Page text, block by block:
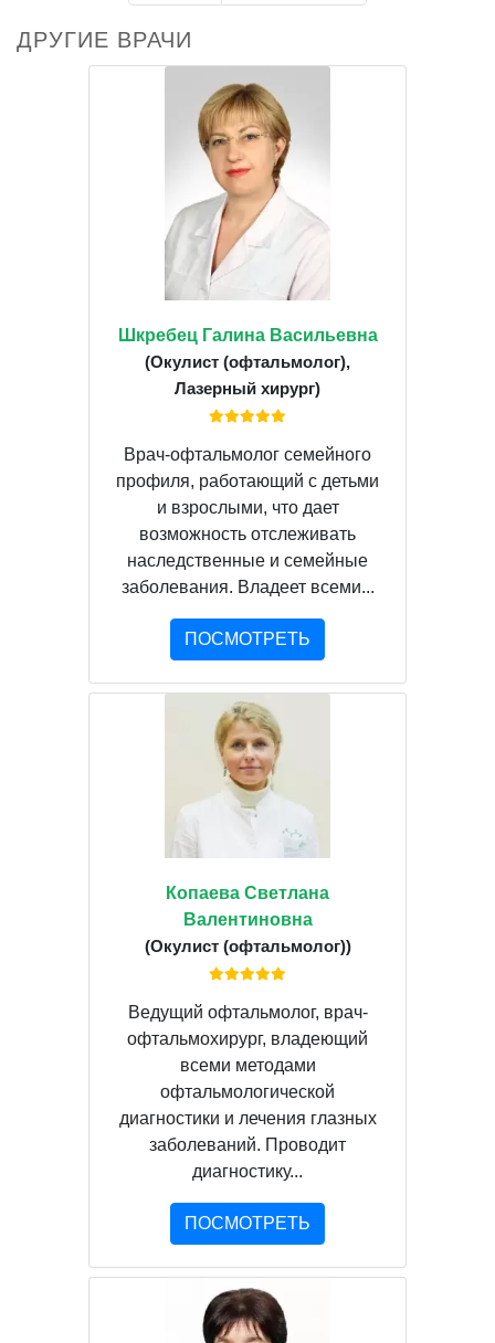
ДРУГИЕ ВРАЧИ
Шкребец Галина Васильевна
(Окулист (офтальмолог),
Лазерный хирург)
Врач-офтальмолог семейного
профиля, работающий с детьми
и взрослыми, что дает
возможность отслеживать
наследственные и семейные
заболевания. Владеет всеми...
ПОСМОТРЕТЬ
Копаева Светлана
Валентиновна
(Окулист (офтальмолог))
Ведущий офтальмолог, врач-
офтальмохирург, владеющий
всеми методами
офтальмологической
диагностики и лечения глазных
заболеваний. Проводит
диагностику...
ПОСМОТРЕТЬ